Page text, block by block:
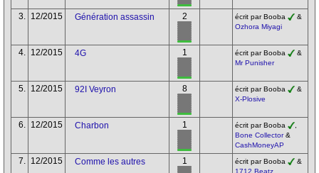
3. 12/2015 Génération assassin 2 écrit par Booba
&
Ozhora Miyagi
4. 12/2015 4G 1 écrit par Booba
&
Mr Punisher
5. 12/2015 92I Veyron 8 écrit par Booba
&
X-Plosive
6. 12/2015 Charbon 1 écrit par Booba
Bone Collector&
CashMoneyAP
7. 12/2015 Comme les autres 1 écrit par Booba
&
1712 Beatz